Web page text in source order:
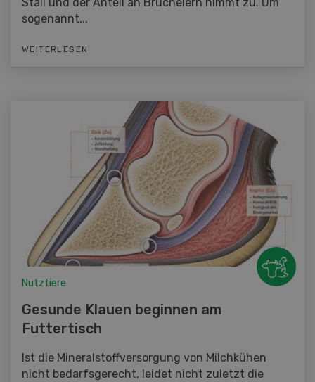
sogenannt...
WEITERLESEN
Nutztiere
Gesunde Klauen beginnen am
Futtertisch
Ist die Mineralstoffversorgung von Milchkühen
nicht bedarfsgerecht, leidet nicht zuletzt die